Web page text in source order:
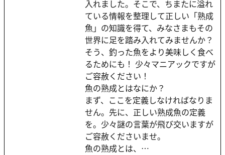
入れました。そこで、ちまたに溢れ
ている情報を整理して正しい「熟成
魚」の知識を得て、みなさまもその
世界に足を踏み入れてみませんか？
そう、釣った魚をより美味しく食べ
るためにも！ 少々マニアックですが
ご容赦ください！
魚の熟成とはなにか？
まず、ここを定義しなければなりま
せん。先に、正しい熟成魚の定義
を。少々謎の言葉が飛び交いますが
ご容赦くださいませ。
魚の熟成とは、…